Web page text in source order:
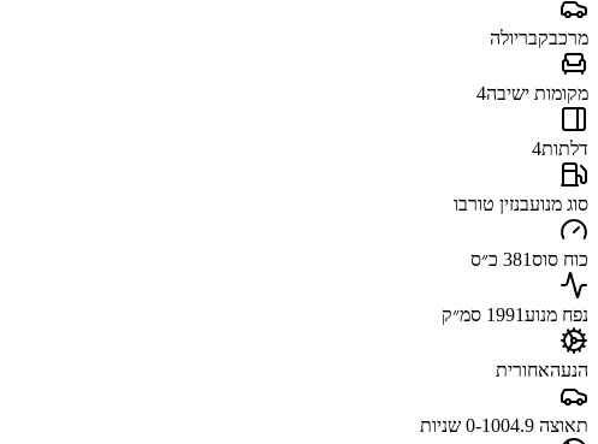
מרכבקבריולה
מקומות ישיבה4
דלתות4
סוג מנועבנזין טורבו
כוח סוס381 כ״ס
נפח מנוע1991 סמ״ק
הנעהאחורית
תאוצה 0-100 4.9 שניות